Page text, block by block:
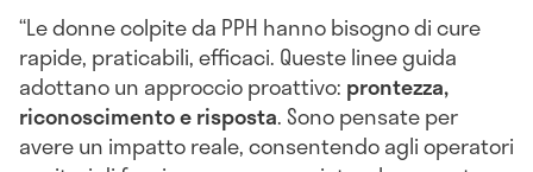
“Le donne colpite da PPH hanno bisogno di cure
rapide, praticabili, efficaci. Queste linee guida
adottano un approccio proattivo: prontezza,
riconoscimento e risposta. Sono pensate per
avere un impatto reale, consentendo agli operatori